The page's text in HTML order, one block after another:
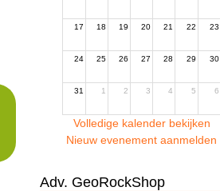
17 18 19 20 21 22 23
24 25 26 27 28 29 30
31 1 2 3 4 5 6
Volledige kalender bekijken
Nieuw evenement aanmelden
Adv. GeoRockShop